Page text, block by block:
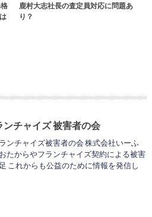
鹿村大志社長の査定員対応に問題あ
り？
ンチャイズ 被害者の会
ンチャイズ被害者の会 株式会社いーふ
たからやフランチャイズ契約による被害
これからも公益のために情報を発信し